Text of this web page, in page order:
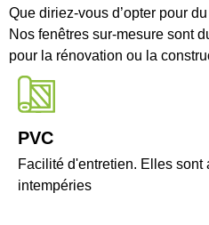
Que diriez-vous d’opter pour
Nos fenêtres sur-mesure sont
pour la rénovation ou la
PVC
Facilité d'entretien. Elles sont
intempéries